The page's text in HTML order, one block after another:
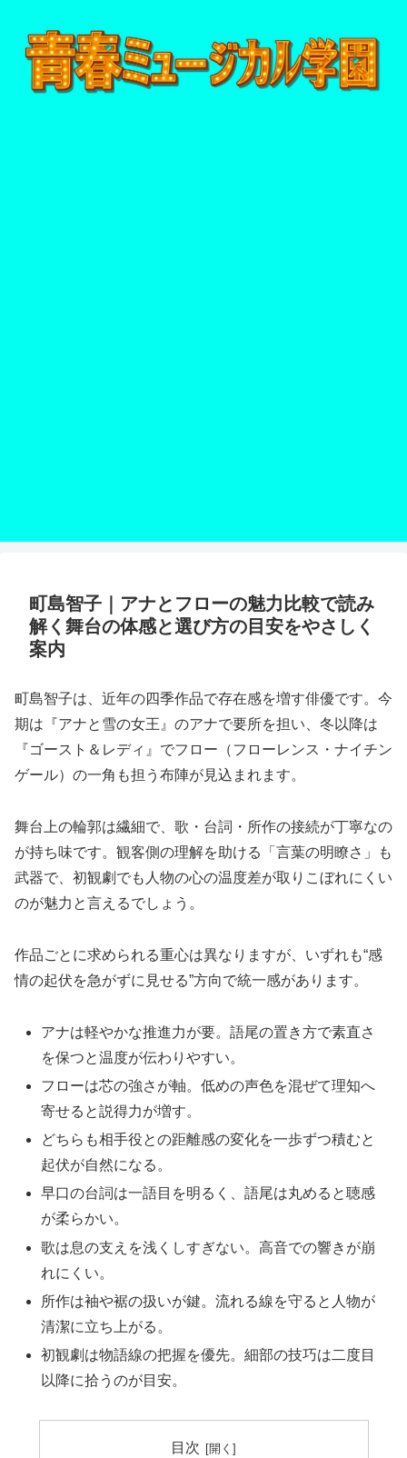
町島智子｜アナとフローの魅力比較で読み
解く舞台の体感と選び方の目安をやさしく
案内
町島智子は、近年の四季作品で存在感を増す俳優です。今
期は『アナと雪の女王』のアナで要所を担い、冬以降は
『ゴースト＆レディ』でフロー（フローレンス・ナイチン
ゲール）の一角も担う布陣が見込まれます。
舞台上の輪郭は繊細で、歌・台詞・所作の接続が丁寧なの
が持ち味です。観客側の理解を助ける「言葉の明瞭さ」も
武器で、初観劇でも人物の心の温度差が取りこぼれにくい
のが魅力と言えるでしょう。
作品ごとに求められる重心は異なりますが、いずれも“感
情の起伏を急がずに見せる”方向で統一感があります。
アナは軽やかな推進力が要。語尾の置き方で素直さ
を保つと温度が伝わりやすい。
フローは芯の強さが軸。低めの声色を混ぜて理知へ
寄せると説得力が増す。
どちらも相手役との距離感の変化を一歩ずつ積むと
起伏が自然になる。
早口の台詞は一語目を明るく、語尾は丸めると聴感
が柔らかい。
歌は息の支えを浅くしすぎない。高音での響きが崩
れにくい。
所作は袖や裾の扱いが鍵。流れる線を守ると人物が
清潔に立ち上がる。
初観劇は物語線の把握を優先。細部の技巧は二度目
以降に拾うのが目安。
目次